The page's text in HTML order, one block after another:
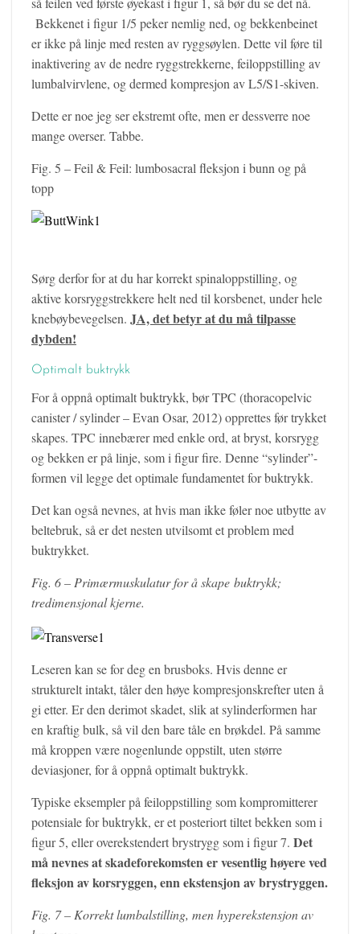
Bekkenet i figur 1/5 peker nemlig ned, og bekkenbeinet
er ikke på linje med resten av ryggsøylen. Dette vil føre til
inaktivering av de nedre ryggstrekkerne, feiloppstilling av
lumbalvirvlene, og dermed kompresjon av L5/S1-skiven.
Dette er noe jeg ser ekstremt ofte, men er dessverre noe
mange overser. Tabbe.
Fig. 5 – Feil & Feil: lumbosacral fleksjon i bunn og på
topp
Sørg derfor for at du har korrekt spinaloppstilling, og
aktive korsryggstrekkere helt ned til korsbenet, under hele
knebøybevegelsen. JA, det betyr at du må tilpasse
dybden!
Optimalt buktrykk
For å oppnå optimalt buktrykk, bør TPC (thoracopelvic
canister / sylinder – Evan Osar, 2012) opprettes før trykket
skapes. TPC innebærer med enkle ord, at bryst, korsrygg
og bekken er på linje, som i figur fire. Denne “sylinder”-
formen vil legge det optimale fundamentet for buktrykk.
Det kan også nevnes, at hvis man ikke føler noe utbytte av
beltebruk, så er det nesten utvilsomt et problem med
buktrykket.
Fig. 6 – Primærmuskulatur for å skape buktrykk;
tredimensjonal kjerne.
Leseren kan se for deg en brusboks. Hvis denne er
strukturelt intakt, tåler den høye kompresjonskrefter uten å
gi etter. Er den derimot skadet, slik at sylinderformen har
en kraftig bulk, så vil den bare tåle en brøkdel. På samme
må kroppen være nogenlunde oppstilt, uten større
deviasjoner, for å oppnå optimalt buktrykk.
Typiske eksempler på feiloppstilling som kompromitterer
potensiale for buktrykk, er et posteriort tiltet bekken som i
figur 5, eller overekstendert brystrygg som i figur 7. Det
må nevnes at skadeforekomsten er vesentlig høyere ved
fleksjon av korsryggen, enn ekstensjon av brystryggen.
Fig. 7 – Korrekt lumbalstilling, men hyperekstensjon av